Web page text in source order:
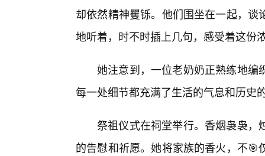
却依然精神矍铄。他们围坐在一起，
地听着，时不时插上几句，感受着这份
她注意到，一位老奶奶正熟练地编
每一处细节都充满了生活的气息和历史
祭祖仪式在祠堂举行。香烟袅袅
的告慰和祈愿。她将家族的香火，不